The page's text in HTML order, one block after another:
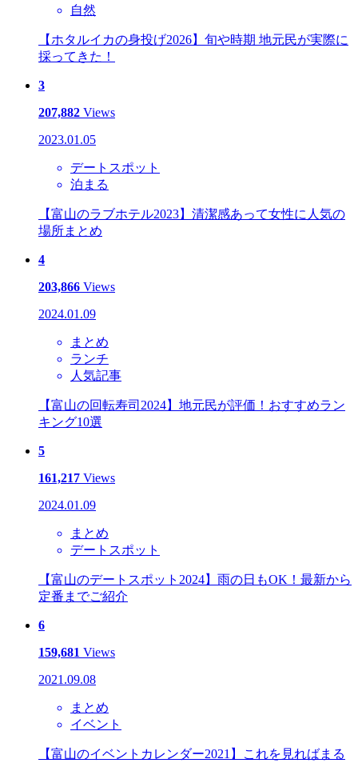
自然
【ホタルイカの身投げ2026】旬や時期 地元民が実際に
採ってきた！
3
207,882 Views
2023.01.05
デートスポット
泊まる
【富山のラブホテル2023】清潔感あって女性に人気の
場所まとめ
4
203,866 Views
2024.01.09
まとめ
ランチ
人気記事
【富山の回転寿司2024】地元民が評価！おすすめラン
キング10選
5
161,217 Views
2024.01.09
まとめ
デートスポット
【富山のデートスポット2024】雨の日もOK！最新から
定番までご紹介
6
159,681 Views
2021.09.08
まとめ
イベント
【富山のイベントカレンダー2021】これを見ればまる